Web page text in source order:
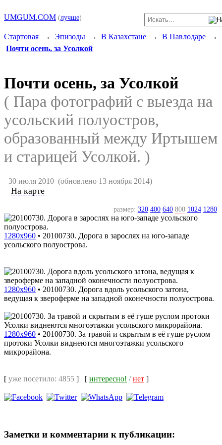
UMGUM.COM (лучше)
Стартовая → Эпизоды → В Казахстане → В Павлодаре →
Почти осень, за Усолкой
Почти осень, за Усолкой
( Пара фотографий с выезда на
усольский полуостров,
образованный между Иртышем
и старицей Усолкой. )
30 июля 2010(обновлено 13 ноября 2014)
На карте
размер: 320 400 640 800 1024 1280
1280x960 • 20100730. Дорога в зарослях на юго-западе
усольского полуострова.
1280x960 • 20100730. Дорога вдоль усольского затона,
ведущая к звероферме на западной оконечности полуострова.
1280x960 • 20100730. За травой и скрытым в её гуше руслом
протоки Усолки виднеются многоэтажки усольского
микрорайона.
[ уже посетило: 4855 ] [ интересно! /нет ]
Заметки и комментарии к публикации: